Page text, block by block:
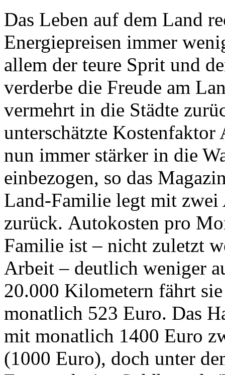
Das Leben auf dem Land
Energiepreisen immer
allem der teure Sprit und
verderbe die Freude am
vermehrt in die Städte
unterschätzte
nun immer stärker in die
einbezogen, so das
Land-Familie legt mit
zurück. Autokosten pro
Familie ist – nicht zuletzt
Arbeit – deutlich weniger
20.000 Kilometern fährt
monatlich 523 Euro. Das
mit monatlich 1400 Euro
(1000 Euro), doch unter